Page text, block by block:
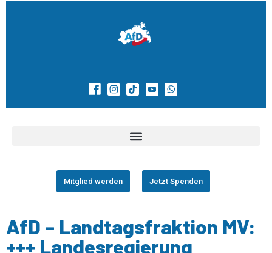
Mitglied werden Jetzt Spenden
AfD – Landtagsfraktion MV:
+++ Landesregierung